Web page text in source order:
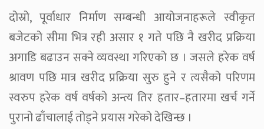
दोस्रो, पूर्वाधार निर्माण सम्बन्धी आयोजनाहरूले स्वीकृत
बजेटको सीमा भित्र रही असार १ गते पछि नै खरीद प्रक्रिया
अगाडि बढाउन सक्ने व्यवस्था गरिएको छ । जसले हरेक वर्ष
श्रावण पछि मात्र खरीद प्रक्रिया सुरु हुने र त्यसैको परिणम
स्वरुप हरेक वर्ष वर्षको अन्त्य तिर हतार–हतारमा खर्च गर्ने
पुरानो ढाँचालाई तोड्ने प्रयास गरेको देखिन्छ ।